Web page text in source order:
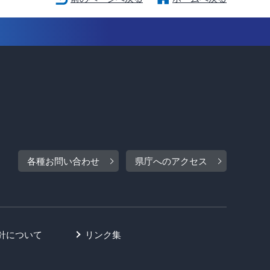
各種お問い合わせ 県庁へのアクセス
について
リンク集